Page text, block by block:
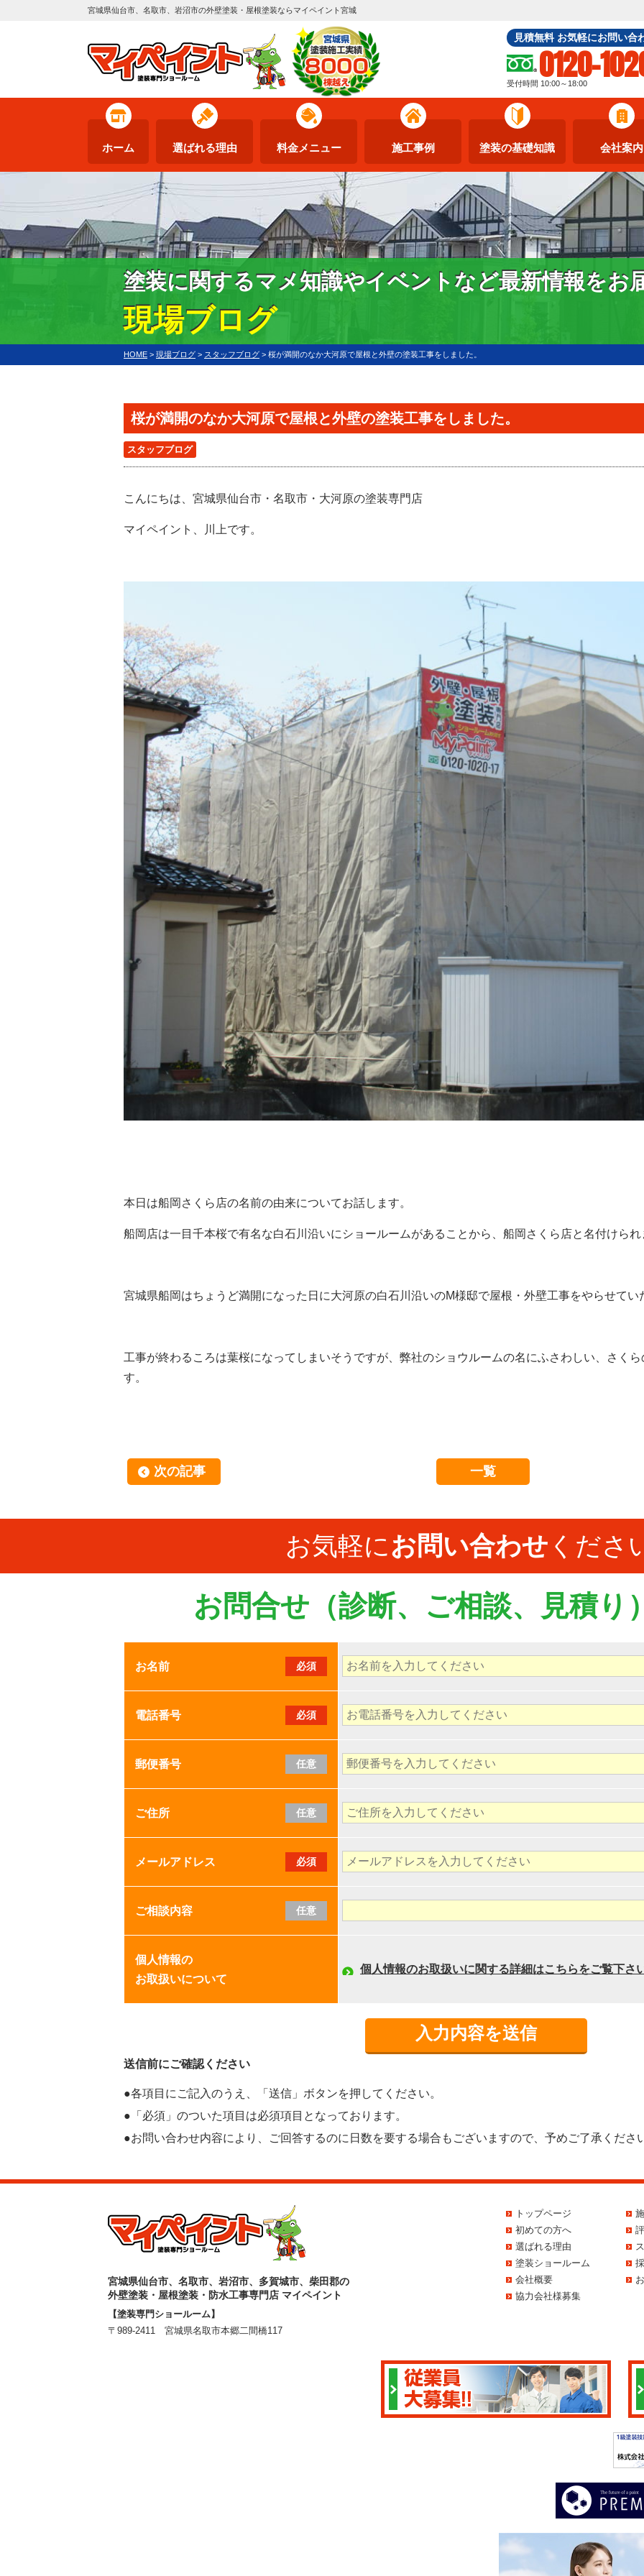
宮城県仙台市、名取市、岩沼市の外壁塗装・屋根塗装ならマイペイント宮城
見積無料 お気軽にお問い合
0120-
受付時間 10:00～18:00
ホーム 選ばれる理由 料金メニュー 施工事例 塗装の基礎知識 会社案内
塗装に関するマメ知識やイベントなど最新情報をお
現場ブログ
HOME > 現場ブログ > スタッフブログ > 桜が満開のなか大河原で屋根と外壁の塗装工事をしました。
桜が満開のなか大河原で屋根と外壁の塗装工事をしました。
スタッフブログ
こんにちは、宮城県仙台市・名取市・大河原の塗装専門店
マイペイント、川上です。
本日は船岡さくら店の名前の由来についてお話します。
船岡店は一目千本桜で有名な白石川沿いにショールームがあることから、船岡さくら店と名付けられ
宮城県船岡はちょうど満開になった日に大河原の白石川沿いのM様邸で屋根・外壁工事をやらせて
工事が終わるころは葉桜になってしまいそうですが、弊社のショウルームの名にふさわしい、さく
す。
次の記事 一覧
お気軽にお問い合わせ くださ
お問合せ（診断、ご相談、見積り
お名前 必須
電話番号 必須
郵便番号 任意
ご住所 任意
メールアドレス 必須
ご相談内容 任意
個人情報の
お取扱いについて
個人情報のお取扱いに関する詳細はこちらをご覧下さ
送信前にご確認ください
●各項目にご記入のうえ、「送信」ボタンを押してください。
●「必須」のついた項目は必須項目となっております。
●お問い合わせ内容により、ご回答するのに日数を要する場合もございますので、予めご了承くださ
宮城県仙台市、名取市、岩沼市、多賀城市、柴田郡の
外壁塗装・屋根塗装・防水工事専門店 マイペイント
【塗装専門ショールーム】
〒989-2411 宮城県名取市本郷二間橋117
トップページ
初めての方へ
選ばれる理由
塗装ショールーム
会社概要
協力会社様募集